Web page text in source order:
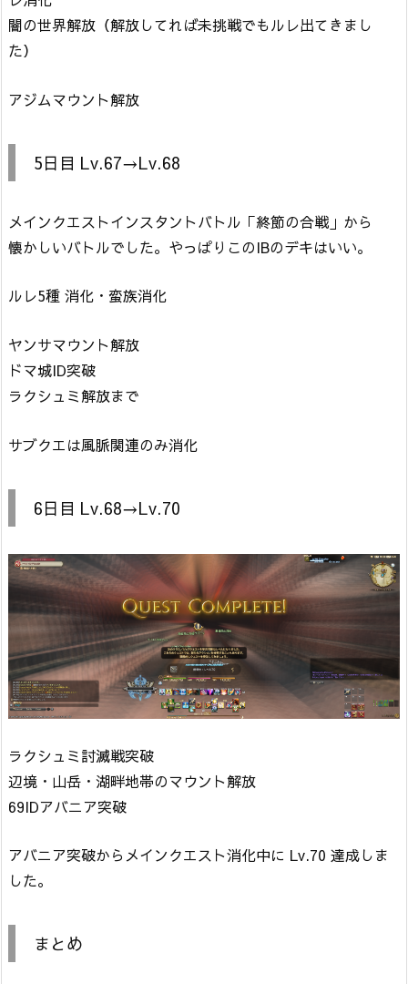
闇の世界解放（解放してれば未挑戦でもルレ出てきまし
た）
アジムマウント解放
5日目 Lv.67→Lv.68
メインクエストインスタントバトル「終節の合戦」から
懐かしいバトルでした。やっぱりこのIBのデキはいい。
ルレ5種 消化・蛮族消化
ヤンサマウント解放
ドマ城ID突破
ラクシュミ解放まで
サブクエは風脈関連のみ消化
6日目 Lv.68→Lv.70
ラクシュミ討滅戦突破
辺境・山岳・湖畔地帯のマウント解放
69IDアバニア突破
アバニア突破からメインクエスト消化中に Lv.70 達成しま
した。
まとめ